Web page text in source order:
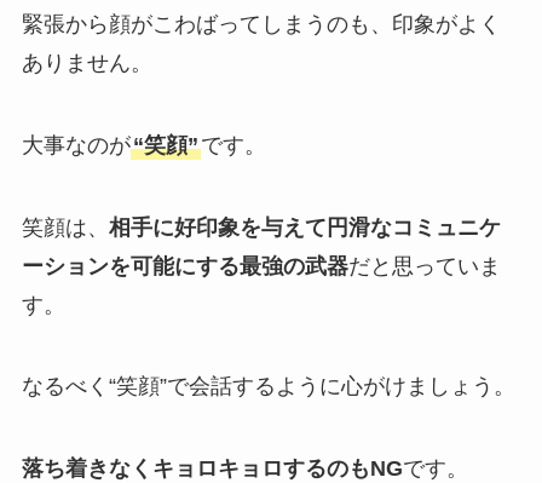
緊張から顔がこわばってしまうのも、印象がよく
ありません。
大事なのが“笑顔”です。
笑顔は、 相手に好印象を与えて円滑なコミュニケ
ーションを可能にする最強の武器だと思っていま
す。
なるべく“笑顔”で会話するように心がけましょう。
落ち着きなくキョロキョロするのもNGです。